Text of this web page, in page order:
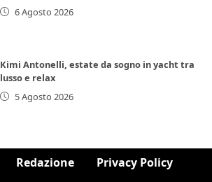
6 Agosto 2026
Kimi Antonelli, estate da sogno in yacht tra
lusso e relax
5 Agosto 2026
Redazione Privacy Policy